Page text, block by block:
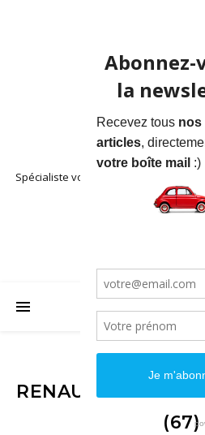
Spécialiste voitures anciennes en
Restauration |
(67)